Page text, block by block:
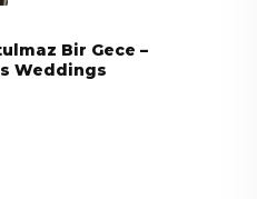
Bir Gece –
Weddings